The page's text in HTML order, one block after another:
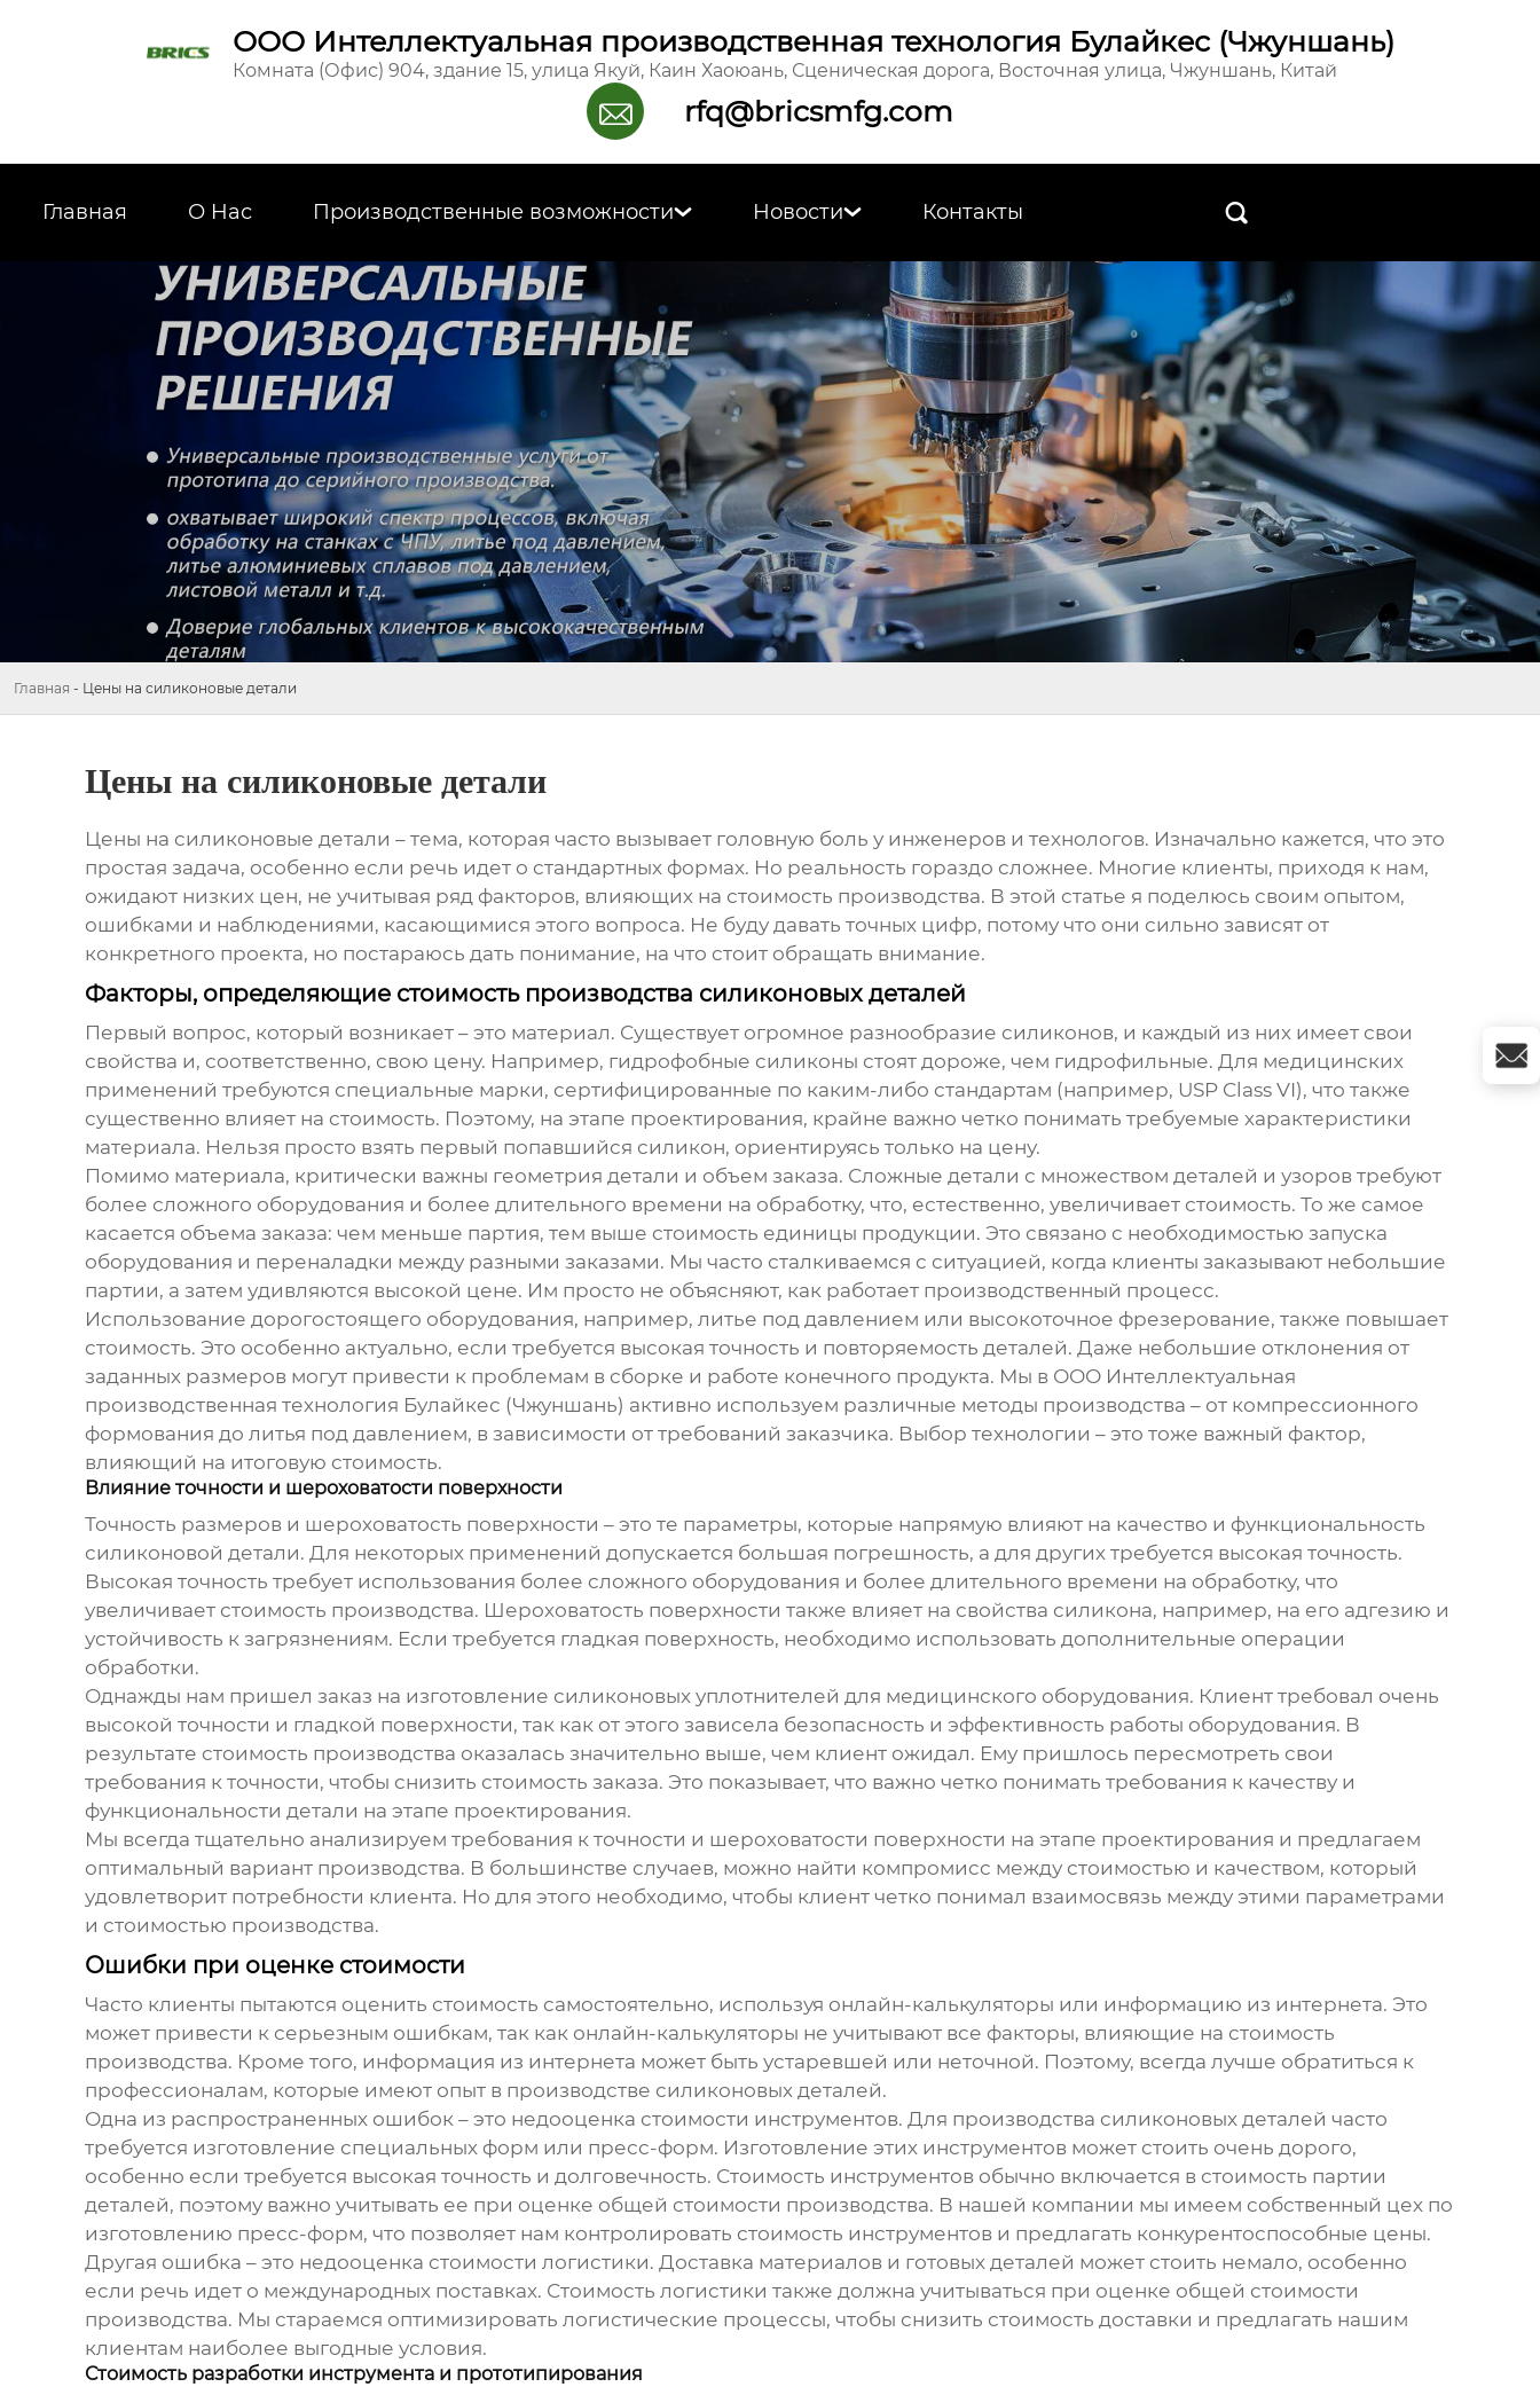
ООО Интеллектуальная производственная технология Булайкес (Чжуншань)
Комната (Офис) 904, здание 15, улица Якуй, Каин Хаоюань, Сценическая дорога, Восточная улица, Чжуншань, Китай
 rfq@bricsmfg.com
Главная О Hас Производственные возможности Новости Контакты 
Главная - Цены на силиконовые детали
Цены на силиконовые детали
Цены на силиконовые детали – тема, которая часто вызывает головную боль у инженеров и технологов. Изначально кажется, что это
простая задача, особенно если речь идет о стандартных формах. Но реальность гораздо сложнее. Многие клиенты, приходя к нам,
ожидают низких цен, не учитывая ряд факторов, влияющих на стоимость производства. В этой статье я поделюсь своим опытом,
ошибками и наблюдениями, касающимися этого вопроса. Не буду давать точных цифр, потому что они сильно зависят от
конкретного проекта, но постараюсь дать понимание, на что стоит обращать внимание.
Факторы, определяющие стоимость производства силиконовых деталей
Первый вопрос, который возникает – это материал. Существует огромное разнообразие силиконов, и каждый из них имеет свои
свойства и, соответственно, свою цену. Например, гидрофобные силиконы стоят дороже, чем гидрофильные. Для медицинских
применений требуются специальные марки, сертифицированные по каким-либо стандартам (например, USP Class VI), что также
существенно влияет на стоимость. Поэтому, на этапе проектирования, крайне важно четко понимать требуемые характеристики
материала. Нельзя просто взять первый попавшийся силикон, ориентируясь только на цену.
Помимо материала, критически важны геометрия детали и объем заказа. Сложные детали с множеством деталей и узоров требуют
более сложного оборудования и более длительного времени на обработку, что, естественно, увеличивает стоимость. То же самое
касается объема заказа: чем меньше партия, тем выше стоимость единицы продукции. Это связано с необходимостью запуска
оборудования и переналадки между разными заказами. Мы часто сталкиваемся с ситуацией, когда клиенты заказывают небольшие
партии, а затем удивляются высокой цене. Им просто не объясняют, как работает производственный процесс.
Использование дорогостоящего оборудования, например, литье под давлением или высокоточное фрезерование, также повышает
стоимость. Это особенно актуально, если требуется высокая точность и повторяемость деталей. Даже небольшие отклонения от
заданных размеров могут привести к проблемам в сборке и работе конечного продукта. Мы в ООО Интеллектуальная
производственная технология Булайкес (Чжуншань) активно используем различные методы производства – от компрессионного
формования до литья под давлением, в зависимости от требований заказчика. Выбор технологии – это тоже важный фактор,
влияющий на итоговую стоимость.
Влияние точности и шероховатости поверхности
Точность размеров и шероховатость поверхности – это те параметры, которые напрямую влияют на качество и функциональность
силиконовой детали. Для некоторых применений допускается большая погрешность, а для других требуется высокая точность.
Высокая точность требует использования более сложного оборудования и более длительного времени на обработку, что
увеличивает стоимость производства. Шероховатость поверхности также влияет на свойства силикона, например, на его адгезию и
устойчивость к загрязнениям. Если требуется гладкая поверхность, необходимо использовать дополнительные операции
обработки.
Однажды нам пришел заказ на изготовление силиконовых уплотнителей для медицинского оборудования. Клиент требовал очень
высокой точности и гладкой поверхности, так как от этого зависела безопасность и эффективность работы оборудования. В
результате стоимость производства оказалась значительно выше, чем клиент ожидал. Ему пришлось пересмотреть свои
требования к точности, чтобы снизить стоимость заказа. Это показывает, что важно четко понимать требования к качеству и
функциональности детали на этапе проектирования.
Мы всегда тщательно анализируем требования к точности и шероховатости поверхности на этапе проектирования и предлагаем
оптимальный вариант производства. В большинстве случаев, можно найти компромисс между стоимостью и качеством, который
удовлетворит потребности клиента. Но для этого необходимо, чтобы клиент четко понимал взаимосвязь между этими параметрами
и стоимостью производства.
Ошибки при оценке стоимости
Часто клиенты пытаются оценить стоимость самостоятельно, используя онлайн-калькуляторы или информацию из интернета. Это
может привести к серьезным ошибкам, так как онлайн-калькуляторы не учитывают все факторы, влияющие на стоимость
производства. Кроме того, информация из интернета может быть устаревшей или неточной. Поэтому, всегда лучше обратиться к
профессионалам, которые имеют опыт в производстве силиконовых деталей.
Одна из распространенных ошибок – это недооценка стоимости инструментов. Для производства силиконовых деталей часто
требуется изготовление специальных форм или пресс-форм. Изготовление этих инструментов может стоить очень дорого,
особенно если требуется высокая точность и долговечность. Стоимость инструментов обычно включается в стоимость партии
деталей, поэтому важно учитывать ее при оценке общей стоимости производства. В нашей компании мы имеем собственный цех по
изготовлению пресс-форм, что позволяет нам контролировать стоимость инструментов и предлагать конкурентоспособные цены.
Другая ошибка – это недооценка стоимости логистики. Доставка материалов и готовых деталей может стоить немало, особенно
если речь идет о международных поставках. Стоимость логистики также должна учитываться при оценке общей стоимости
производства. Мы стараемся оптимизировать логистические процессы, чтобы снизить стоимость доставки и предлагать нашим
клиентам наиболее выгодные условия.
Стоимость разработки инструмента и прототипирования